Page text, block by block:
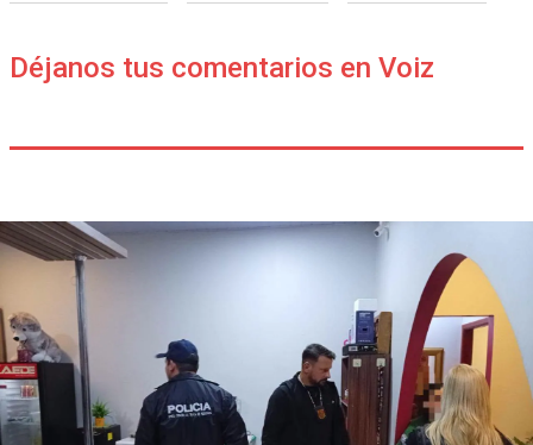
Déjanos tus comentarios en Voiz